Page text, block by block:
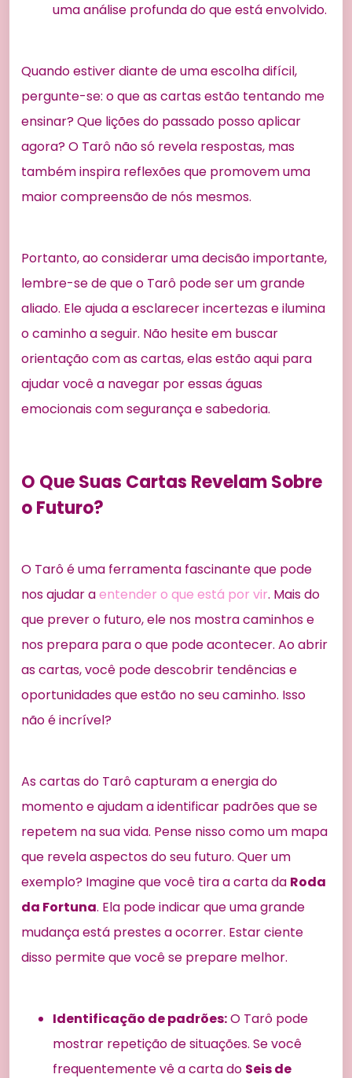
uma análise profunda do que está envolvido.
Quando estiver diante de uma escolha difícil,
pergunte-se: o que as cartas estão tentando me
ensinar? Que lições do passado posso aplicar
agora? O Tarô não só revela respostas, mas
também inspira reflexões que promovem uma
maior compreensão de nós mesmos.
Portanto, ao considerar uma decisão importante,
lembre-se de que o Tarô pode ser um grande
aliado. Ele ajuda a esclarecer incertezas e ilumina
o caminho a seguir. Não hesite em buscar
orientação com as cartas, elas estão aqui para
ajudar você a navegar por essas águas
emocionais com segurança e sabedoria.
O Que Suas Cartas Revelam Sobre
o Futuro?
O Tarô é uma ferramenta fascinante que pode
nos ajudar aentender o que está por vir. Mais do
que prever o futuro, ele nos mostra caminhos e
nos prepara para o que pode acontecer. Ao abrir
as cartas, você pode descobrir tendências e
oportunidades que estão no seu caminho. Isso
não é incrível?
As cartas do Tarô capturam a energia do
momento e ajudam a identificar padrões que se
repetem na sua vida. Pense nisso como um mapa
que revela aspectos do seu futuro. Quer um
exemplo? Imagine que você tira a carta da Roda
da Fortuna. Ela pode indicar que uma grande
mudança está prestes a ocorrer. Estar ciente
disso permite que você se prepare melhor.
Identificação de padrões:O Tarô pode
mostrar repetição de situações. Se você
frequentemente vê a carta do Seis de